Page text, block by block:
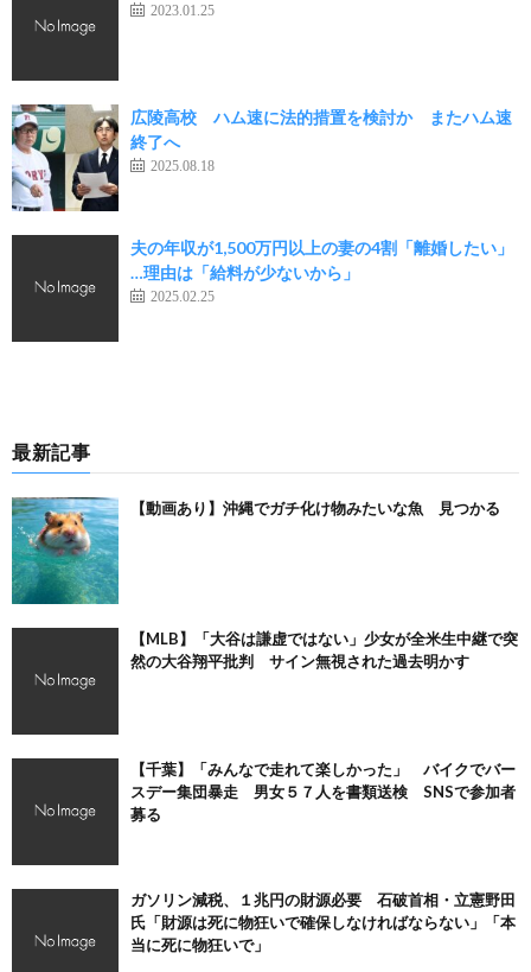
2023.01.25
広陵高校 ハム速に法的措置を検討か またハム速
終了へ
2025.08.18
夫の年収が1,500万円以上の妻の4割「離婚したい」
…理由は「給料が少ないから」
2025.02.25
最新記事
【動画あり】沖縄でガチ化け物みたいな魚 見つかる
【MLB】「大谷は謙虚ではない」少女が全米生中継で突
然の大谷翔平批判 サイン無視された過去明かす
【千葉】「みんなで走れて楽しかった」 バイクでバー
スデー集団暴走 男女５７人を書類送検 SNSで参加者
募る
ガソリン減税、１兆円の財源必要 石破首相・立憲野田
氏「財源は死に物狂いで確保しなければならない」「本
当に死に物狂いで」